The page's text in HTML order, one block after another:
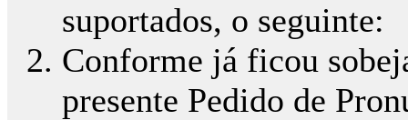
suportados, o seguinte:
Conforme já ficou
presente Pedido de